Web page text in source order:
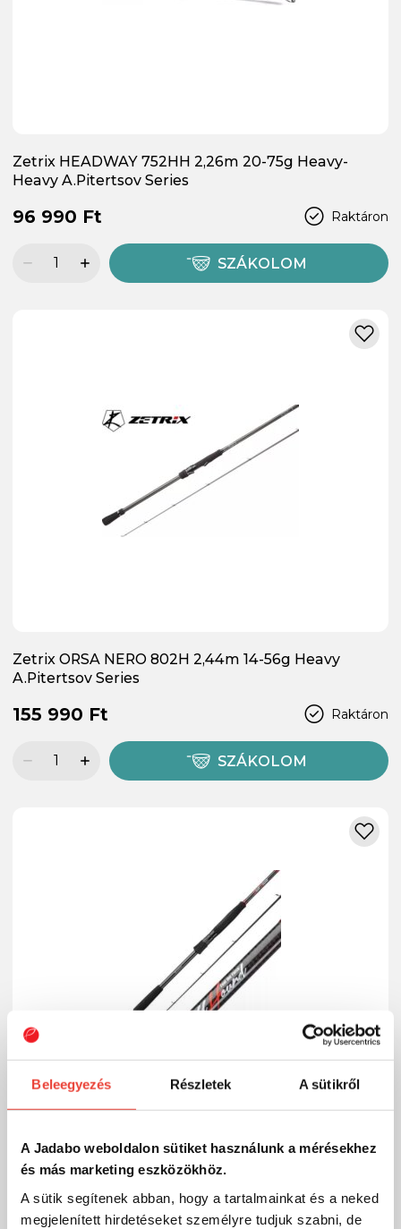
Beleegyezés Részletek A sütikről
A Jadabo weboldalon sütiket használunk a mérésekhez
és más marketing eszközökhöz.
A sütik segítenek abban, hogy a tartalmainkat és a neked
megjelenített hirdetéseket személyre tudjuk szabni, de
Zetrix HEADWAY 752HH 2,26m 20-75g Heavy-
Heavy A.Pitertsov Series
Raktáron
96 990 Ft
SZÁKOLOM
Zetrix ORSA NERO 802H 2,44m 14-56g Heavy
A.Pitertsov Series
Raktáron
155 990 Ft
SZÁKOLOM
Zetrix HellHound 7'9" HH 2,36m max 70g Heavy-
Heavy
Raktáron
86 990 Ft